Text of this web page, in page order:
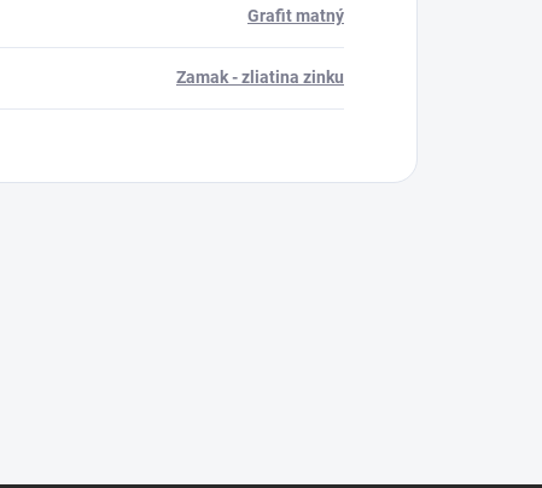
Grafit matný
Zamak - zliatina zinku